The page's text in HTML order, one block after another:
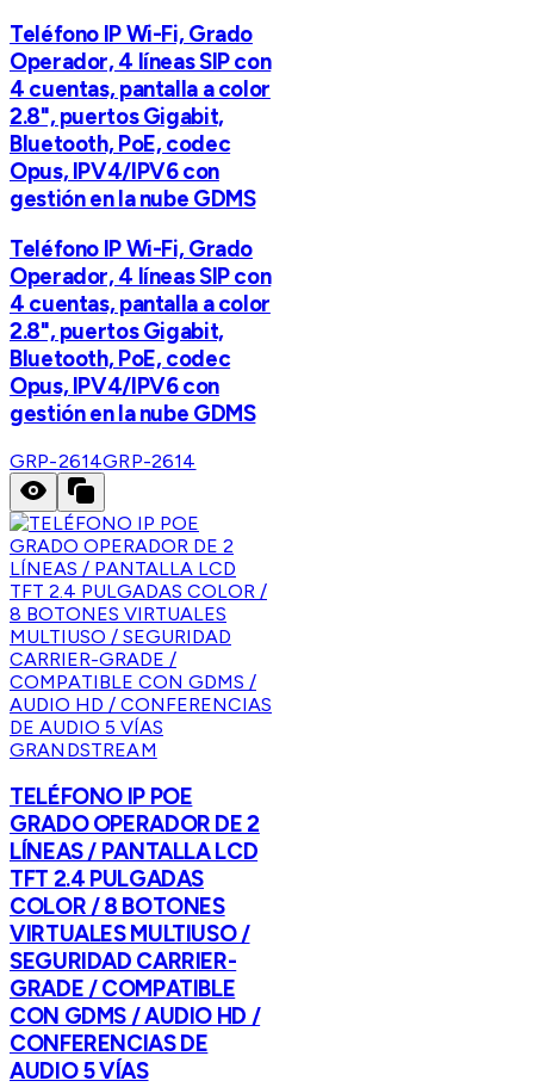
Teléfono IP Wi-Fi, Grado
Operador, 4 líneas SIP con
4 cuentas, pantalla a color
2.8", puertos Gigabit,
Bluetooth, PoE, codec
Opus, IPV4/IPV6 con
gestión en la nube GDMS
Teléfono IP Wi-Fi, Grado
Operador, 4 líneas SIP con
4 cuentas, pantalla a color
2.8", puertos Gigabit,
Bluetooth, PoE, codec
Opus, IPV4/IPV6 con
gestión en la nube GDMS
GRP-2614GRP-2614
GRANDSTREAM
TELÉFONO IP POE
GRADO OPERADOR DE 2
LÍNEAS / PANTALLA LCD
TFT 2.4 PULGADAS
COLOR / 8 BOTONES
VIRTUALES MULTIUSO /
SEGURIDAD CARRIER-
GRADE / COMPATIBLE
CON GDMS / AUDIO HD /
CONFERENCIAS DE
AUDIO 5 VÍAS